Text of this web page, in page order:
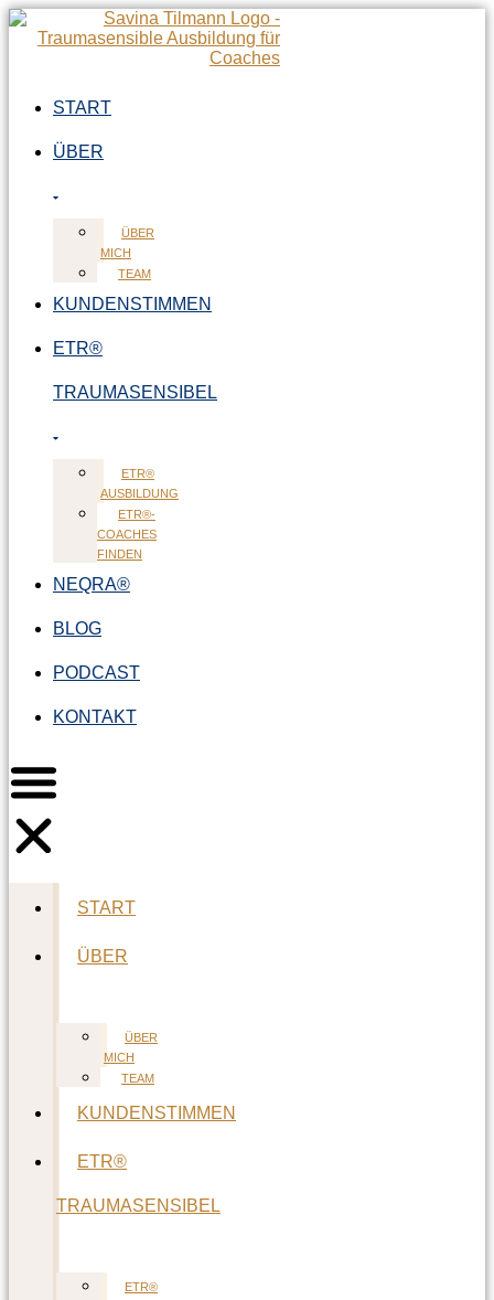
Zum
Inhalt
START
ÜBER
ÜBER
MICH
TEAM
KUNDENSTIMMEN
ETR®
TRAUMASENSIBEL
ETR®
AUSBILDUNG
ETR®-
COACHES
FINDEN
NEQRA®
BLOG
PODCAST
KONTAKT
START
ÜBER
ÜBER
MICH
TEAM
KUNDENSTIMMEN
ETR®
TRAUMASENSIBEL
ETR®